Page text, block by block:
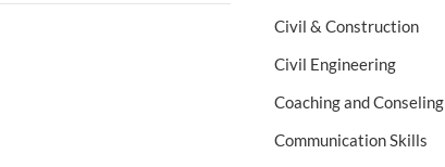
Civil & Construction
Civil Engineering
Coaching and Conseling
Communication Skills